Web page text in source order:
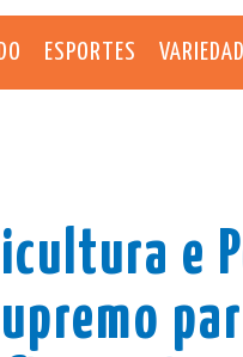
ESPORTES
e